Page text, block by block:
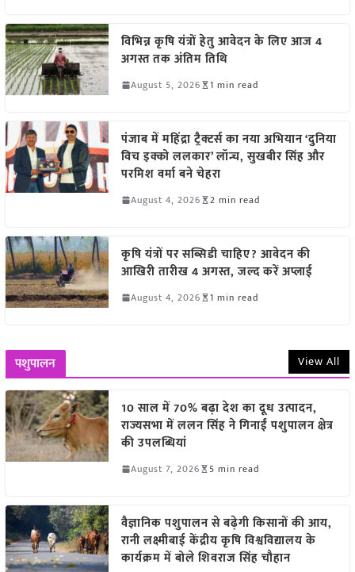
विभिन्न कृषि यंत्रों हेतु आवेदन के लिए आज 4
अगस्त तक अंतिम तिथि
August 5, 2026 1 min read
पंजाब में महिंद्रा ट्रैक्टर्स का नया अभियान ‘दुनिया
विच इक्को ललकार’ लॉन्च, सुखबीर सिंह और
परमिश वर्मा बने चेहरा
August 4, 2026 2 min read
कृषि यंत्रों पर सब्सिडी चाहिए? आवेदन की
आखिरी तारीख 4 अगस्त, जल्द करें अप्लाई
August 4, 2026 1 min read
पशुपालन View All
10 साल में 70% बढ़ा देश का दूध उत्पादन,
राज्यसभा में ललन सिंह ने गिनाईं पशुपालन क्षेत्र
की उपलब्धियां
August 7, 2026 5 min read
वैज्ञानिक पशुपालन से बढ़ेगी किसानों की आय,
रानी लक्ष्मीबाई केंद्रीय कृषि विश्वविद्यालय के
कार्यक्रम में बोले शिवराज सिंह चौहान